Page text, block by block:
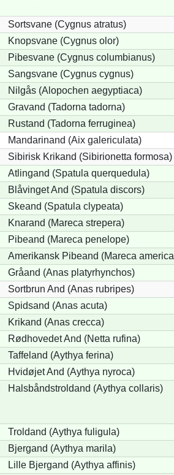
Sortsvane (Cygnus atratus)
Knopsvane (Cygnus olor)
Pibesvane (Cygnus columbianus)
Sangsvane (Cygnus cygnus)
Nilgås (Alopochen aegyptiaca)
Gravand (Tadorna tadorna)
Rustand (Tadorna ferruginea)
Mandarinand (Aix galericulata)
Sibirisk Krikand (Sibirionetta formosa)
Atlingand (Spatula querquedula)
Blåvinget And (Spatula discors)
Skeand (Spatula clypeata)
Knarand (Mareca strepera)
Pibeand (Mareca penelope)
Amerikansk Pibeand (Mareca
Gråand (Anas platyrhynchos)
Sortbrun And (Anas rubripes)
Spidsand (Anas acuta)
Krikand (Anas crecca)
Rødhovedet And (Netta rufina)
Taffeland (Aythya ferina)
Hvidøjet And (Aythya nyroca)
Halsbåndstroldand (Aythya collaris)
Troldand (Aythya fuligula)
Bjergand (Aythya marila)
Lille Bjergand (Aythya affinis)